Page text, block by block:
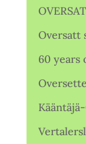
OVERSAT
Oversatt
60 years